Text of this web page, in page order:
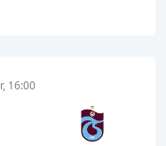
16:00